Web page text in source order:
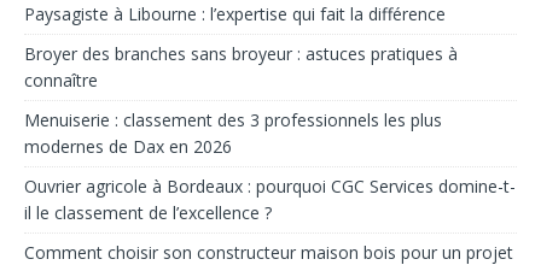
Paysagiste à Libourne : l’expertise qui fait la différence
Broyer des branches sans broyeur : astuces pratiques à
connaître
Menuiserie : classement des 3 professionnels les plus
modernes de Dax en 2026
Ouvrier agricole à Bordeaux : pourquoi CGC Services domine-t-
il le classement de l’excellence ?
Comment choisir son constructeur maison bois pour un projet